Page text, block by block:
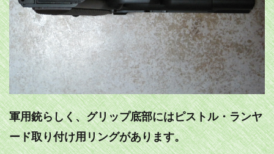
軍用銃らしく、グリップ底部にはピストル・ランヤ
ード取り付け用リングがあります。